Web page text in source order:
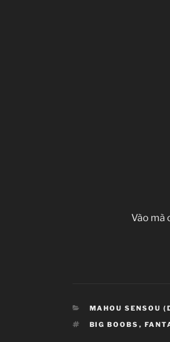
Vào mà
CATEGORIES
MAHOU SENSOU
TAGS
BIG BOOBS ,